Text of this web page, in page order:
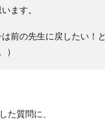
います。
前の先生に戻したい！と
）
た質問に、